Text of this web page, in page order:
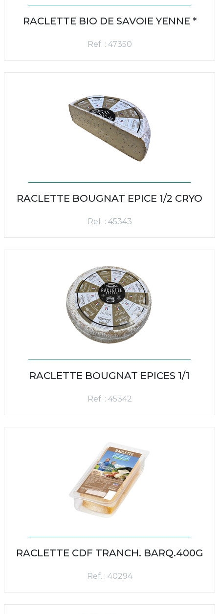
RACLETTE BIO DE SAVOIE YENNE *
Ref. : 47350
RACLETTE BOUGNAT EPICE 1/2 CRYO
Ref. : 45343
RACLETTE BOUGNAT EPICES 1/1
Ref. : 45342
RACLETTE CDF TRANCH. BARQ.400G
Ref. : 40294